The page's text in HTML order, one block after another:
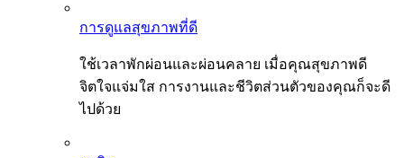
การดูแลสุขภาพที่ดี
ใช้เวลาพักผ่อนและผ่อนคลาย เมื่อคุณสุขภาพดี
จิตใจแจ่มใส การงานและชีวิตส่วนตัวของคุณก็จะดี
ไปด้วย